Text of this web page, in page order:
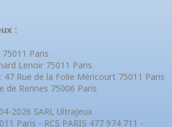
:
Paris
Lenoir 75011 Paris
47 Rue de la Folie Méricourt 75011 Paris
de Rennes 75006 Paris
2026 SARL UltraJeux
Paris - RCS PARIS 477 974 711 -